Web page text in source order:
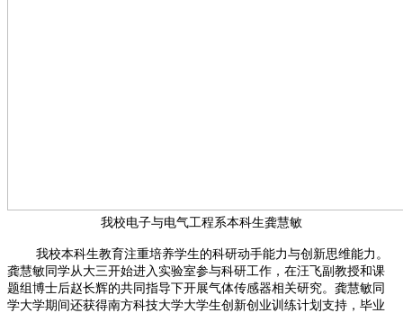
我校电子与电气工程系本科生龚慧敏
我校本科生教育注重培养学生的科研动手能力与创新思维能力。
龚慧敏同学从大三开始进入实验室参与科研工作，在汪飞副教授和课
题组博士后赵长辉的共同指导下开展气体传感器相关研究。龚慧敏同
学大学期间还获得南方科技大学大学生创新创业训练计划支持，毕业